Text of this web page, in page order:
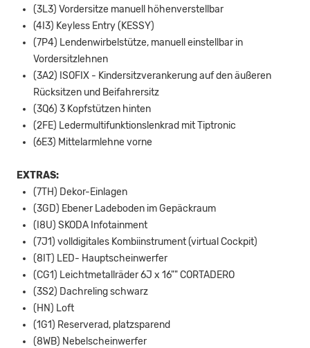
(3L3) Vordersitze manuell höhenverstellbar
(4I3) Keyless Entry (KESSY)
(7P4) Lendenwirbelstütze, manuell einstellbar in
Vordersitzlehnen
(3A2) ISOFIX - Kindersitzverankerung auf den äußeren
Rücksitzen und Beifahrersitz
(3Q6) 3 Kopfstützen hinten
(2FE) Ledermultifunktionslenkrad mit Tiptronic
(6E3) Mittelarmlehne vorne
EXTRAS:
(7TH) Dekor-Einlagen
(3GD) Ebener Ladeboden im Gepäckraum
(I8U) SKODA Infotainment
(7J1) volldigitales Kombiinstrument (virtual Cockpit)
(8IT) LED- Hauptscheinwerfer
(CG1) Leichtmetallräder 6J x 16"" CORTADERO
(3S2) Dachreling schwarz
(HN) Loft
(1G1) Reserverad, platzsparend
(8WB) Nebelscheinwerfer